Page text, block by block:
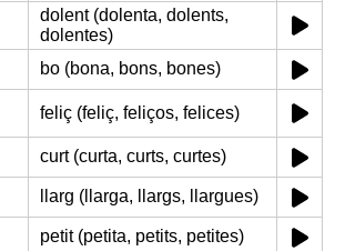
dolent (dolenta, dolents,
dolentes)
bo (bona, bons, bones)
feliç (feliç, feliços, felices)
curt (curta, curts, curtes)
llarg (llarga, llargs, llargues)
petit (petita, petits, petites)